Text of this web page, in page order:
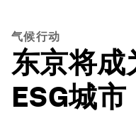
气候行动
东京将成
ESG城市